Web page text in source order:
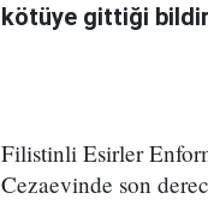
kötüye gittiği
Filistinli Esirler
Cezaevinde son